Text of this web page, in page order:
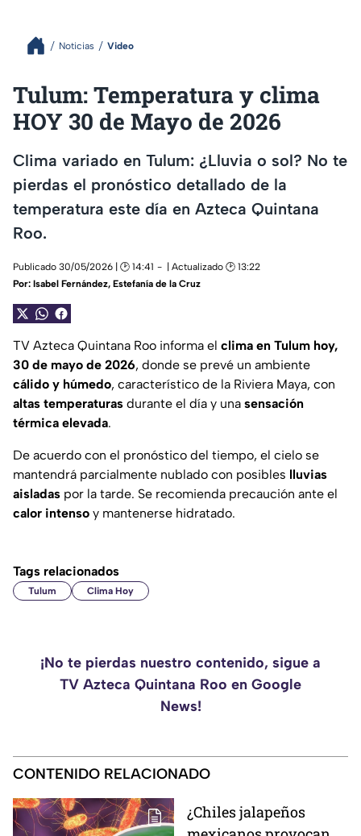
Noticias Video
Tulum: Temperatura y clima
HOY 30 de Mayo de 2026
Clima variado en Tulum: ¿Lluvia o sol? No te
pierdas el pronóstico detallado de la
temperatura este día en Azteca Quintana
Roo.
Publicado 30/05/2026 | 🕑 14:41
| Actualizado 🕑 13:22
Por: Isabel Fernández, Estefanía de la Cruz
TV Azteca Quintana Roo informa el clima en Tulum hoy,
30 de mayo de 2026, donde se prevé un ambiente
cálido y húmedo, característico de la Riviera Maya, con
altas temperaturas durante el día y una sensación
térmica elevada.
De acuerdo con el pronóstico del tiempo, el cielo se
mantendrá parcialmente nublado con posibles lluvias
aisladas por la tarde. Se recomienda precaución ante el
calor intenso y mantenerse hidratado.
Tags relacionados
Tulum Clima Hoy
¡No te pierdas nuestro contenido, sigue a
TV Azteca Quintana Roo en Google
News!
CONTENIDO RELACIONADO
¿Chiles jalapeños